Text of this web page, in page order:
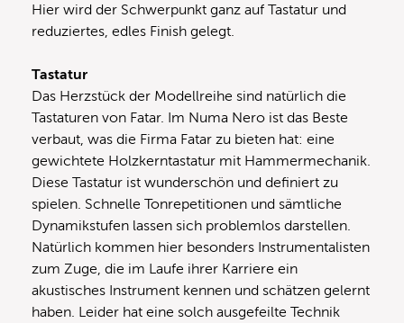
Hier wird der Schwerpunkt ganz auf Tastatur und
reduziertes, edles Finish gelegt.
Tastatur
Das Herzstück der Modellreihe sind natürlich die
Tastaturen von Fatar. Im Numa Nero ist das Beste
verbaut, was die Firma Fatar zu bieten hat: eine
gewichtete Holzkerntastatur mit Hammermechanik.
Diese Tastatur ist wunderschön und definiert zu
spielen. Schnelle Tonrepetitionen und sämtliche
Dynamikstufen lassen sich problemlos darstellen.
Natürlich kommen hier besonders Instrumentalisten
zum Zuge, die im Laufe ihrer Karriere ein
akustisches Instrument kennen und schätzen gelernt
haben. Leider hat eine solch ausgefeilte Technik